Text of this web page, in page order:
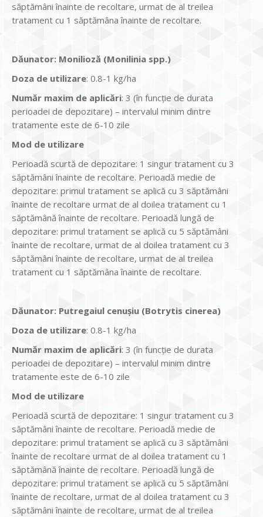
săptămâni înainte de recoltare, urmat de al treilea
tratament cu 1 săptămâna înainte de recoltare.
Dăunator: Monilioză (Monilinia spp.)
Doza de utilizare: 0.8-1 kg/ha
Număr maxim de aplicări: 3 (în funcție de durata
perioadei de depozitare) – intervalul minim dintre
tratamente este de 6-10 zile
Mod de utilizare
Perioadă scurtă de depozitare: 1 singur tratament cu 3
săptămâni înainte de recoltare. Perioadă medie de
depozitare: primul tratament se aplică cu 3 săptămâni
înainte de recoltare urmat de al doilea tratament cu 1
săptămână înainte de recoltare. Perioadă lungă de
depozitare: primul tratament se aplică cu 5 săptămâni
înainte de recoltare, urmat de al doilea tratament cu 3
săptămâni înainte de recoltare, urmat de al treilea
tratament cu 1 săptămâna înainte de recoltare.
Dăunator: Putregaiul cenușiu (Botrytis cinerea)
Doza de utilizare: 0.8-1 kg/ha
Număr maxim de aplicări: 3 (în funcție de durata
perioadei de depozitare) – intervalul minim dintre
tratamente este de 6-10 zile
Mod de utilizare
Perioadă scurtă de depozitare: 1 singur tratament cu 3
săptămâni înainte de recoltare. Perioadă medie de
depozitare: primul tratament se aplică cu 3 săptămâni
înainte de recoltare urmat de al doilea tratament cu 1
săptămână înainte de recoltare. Perioadă lungă de
depozitare: primul tratament se aplică cu 5 săptămâni
înainte de recoltare, urmat de al doilea tratament cu 3
săptămâni înainte de recoltare, urmat de al treilea